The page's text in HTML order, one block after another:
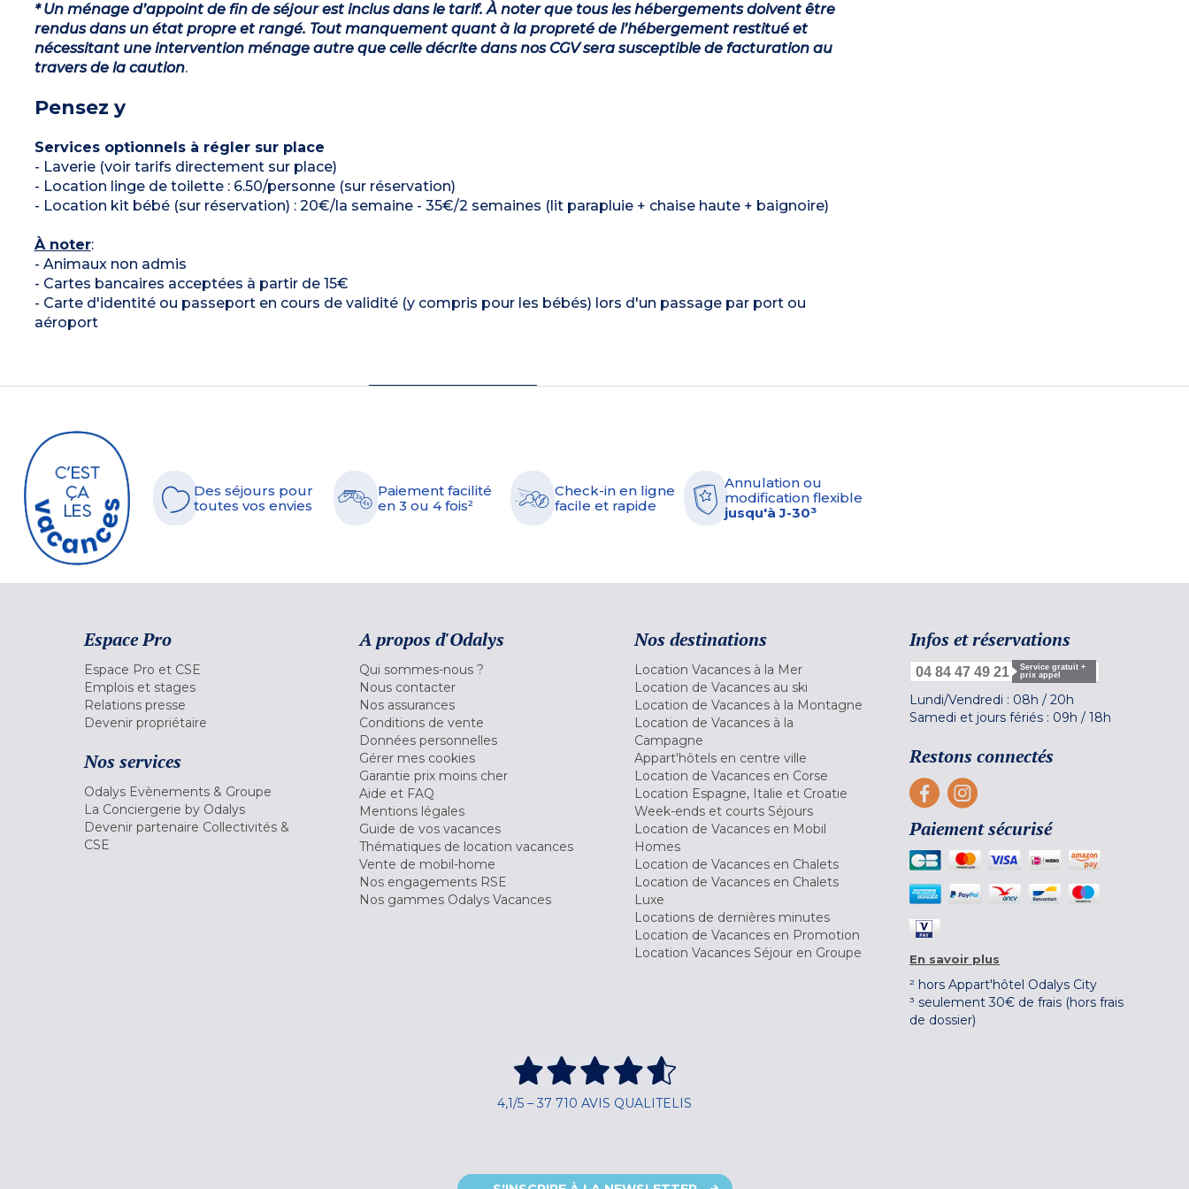
* Un ménage d’appoint de fin de séjour est inclus dans le tarif. À noter que tous les hébergements doivent être
rendus dans un état propre et rangé. Tout manquement quant à la propreté de l’hébergement restitué et
nécessitant une intervention ménage autre que celle décrite dans nos CGV sera susceptible de facturation au
travers de la caution.
Pensez y
Services optionnels à régler sur place
- Laverie (voir tarifs directement sur place)
- Location linge de toilette : 6.50/personne (sur réservation)
- Location kit bébé (sur réservation) : 20€/la semaine - 35€/2 semaines (lit parapluie + chaise haute + baignoire)
À noter:
- Animaux non admis
- Cartes bancaires acceptées à partir de 15€
- Carte d'identité ou passeport en cours de validité (y compris pour les bébés) lors d'un passage par port ou
aéroport
Des séjours pour
toutes vos envies
Paiement facilité
en 3 ou 4 fois²
Check-in en ligne
facile et rapide
Annulation ou
modification flexible
jusqu'à J-30³
Espace Pro
Espace Pro et CSE
Emplois et stages
Relations presse
Devenir propriétaire
Nos services
Odalys Evènements & Groupe
La Conciergerie by Odalys
Devenir partenaire Collectivités &
CSE
A propos d'Odalys
Qui sommes-nous ?
Nous contacter
Nos assurances
Conditions de vente
Données personnelles
Gérer mes cookies
Garantie prix moins cher
Aide et FAQ
Mentions légales
Guide de vos vacances
Thématiques de location vacances
Vente de mobil-home
Nos engagements RSE
Nos gammes Odalys Vacances
Nos destinations
Location Vacances à la Mer
Location de Vacances au ski
Location de Vacances à la Montagne
Location de Vacances à la
Campagne
Appart'hôtels en centre ville
Location de Vacances en Corse
Location Espagne, Italie et Croatie
Week-ends et courts Séjours
Location de Vacances en Mobil
Homes
Location de Vacances en Chalets
Location de Vacances en Chalets
Luxe
Locations de dernières minutes
Location de Vacances en Promotion
Location Vacances Séjour en Groupe
Infos et réservations
04 84 47 49 21
Service gratuit +
prix appel
Lundi/Vendredi : 08h / 20h
Samedi et jours fériés : 09h / 18h
Restons connectés
Paiement sécurisé
En savoir plus
² hors Appart'hôtel Odalys City
³ seulement 30€ de frais (hors frais
de dossier)
4,1/5 – 37 710 AVIS QUALITELIS